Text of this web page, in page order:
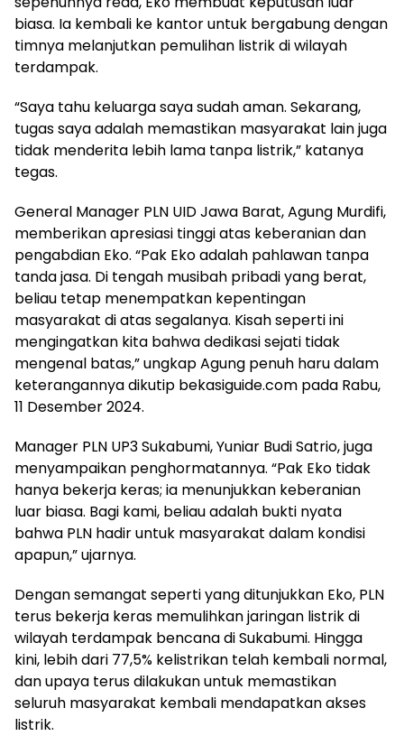
biasa. Ia kembali ke kantor untuk bergabung dengan
timnya melanjutkan pemulihan listrik di wilayah
terdampak.
“Saya tahu keluarga saya sudah aman. Sekarang,
tugas saya adalah memastikan masyarakat lain juga
tidak menderita lebih lama tanpa listrik,” katanya
tegas.
General Manager PLN UID Jawa Barat, Agung Murdifi,
memberikan apresiasi tinggi atas keberanian dan
pengabdian Eko. “Pak Eko adalah pahlawan tanpa
tanda jasa. Di tengah musibah pribadi yang berat,
beliau tetap menempatkan kepentingan
masyarakat di atas segalanya. Kisah seperti ini
mengingatkan kita bahwa dedikasi sejati tidak
mengenal batas,” ungkap Agung penuh haru dalam
keterangannya dikutip bekasiguide.com pada Rabu,
11 Desember 2024.
Manager PLN UP3 Sukabumi, Yuniar Budi Satrio, juga
menyampaikan penghormatannya. “Pak Eko tidak
hanya bekerja keras; ia menunjukkan keberanian
luar biasa. Bagi kami, beliau adalah bukti nyata
bahwa PLN hadir untuk masyarakat dalam kondisi
apapun,” ujarnya.
Dengan semangat seperti yang ditunjukkan Eko, PLN
terus bekerja keras memulihkan jaringan listrik di
wilayah terdampak bencana di Sukabumi. Hingga
kini, lebih dari 77,5% kelistrikan telah kembali normal,
dan upaya terus dilakukan untuk memastikan
seluruh masyarakat kembali mendapatkan akses
listrik.